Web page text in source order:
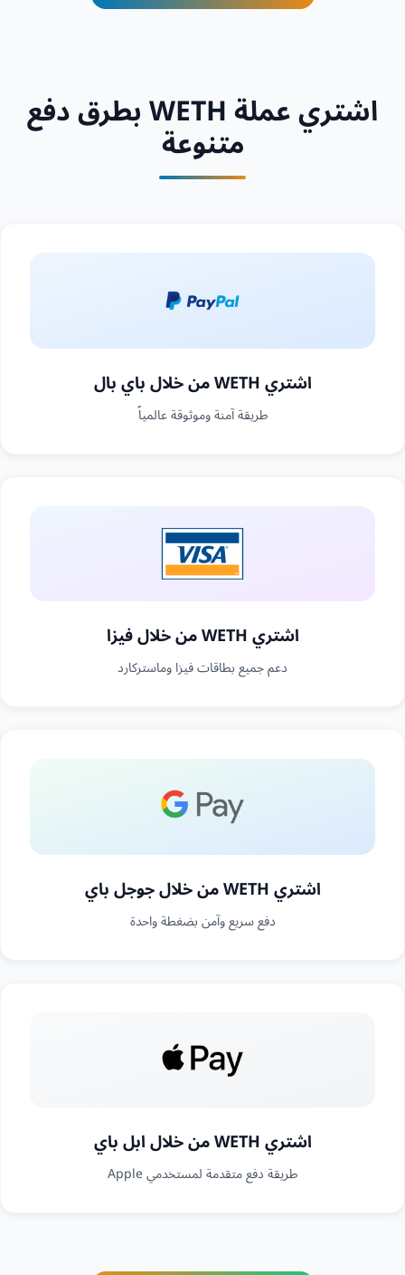
اشتري عملة WETH بطرق دفع
متنوعة
اشتري WETH من خلال باي بال
طريقة آمنة وموثوقة عالمياً
اشتري WETH من خلال فيزا
دعم جميع بطاقات فيزا وماستركارد
اشتري WETH من خلال جوجل باي
دفع سريع وآمن بضغطة واحدة
اشتري WETH من خلال ابل باي
طريقة دفع متقدمة لمستخدمي Apple